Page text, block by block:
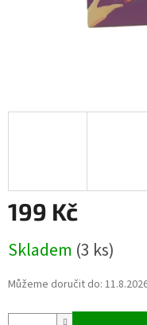
199 Kč
cena:
Skladem (3 ks)
Můžeme doručit do: